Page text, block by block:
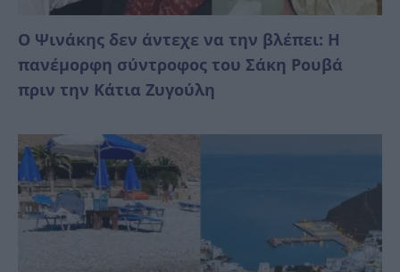
Ο Ψινάκης δεν άντεχε να την βλέπει: Η
πανέμορφη σύντροφος του Σάκη Ρουβά
πριν την Κάτια Ζυγούλη